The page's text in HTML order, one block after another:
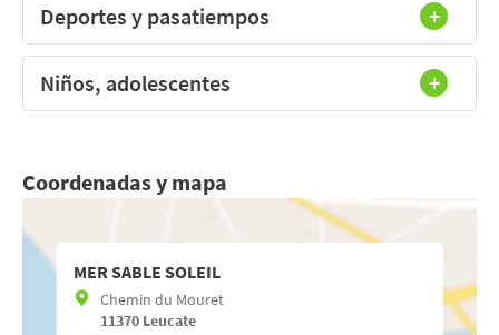
Deportes y pasatiempos
Niños, adolescentes
Coordenadas y mapa
MER SABLE SOLEIL
Chemin du Mouret
11370 Leucate